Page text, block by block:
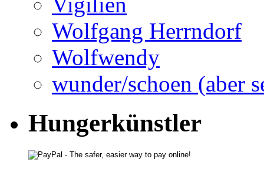
Wolfgang Herrndorf
Wolfwendy
wunder/schoen (aber
Hungerkünstler